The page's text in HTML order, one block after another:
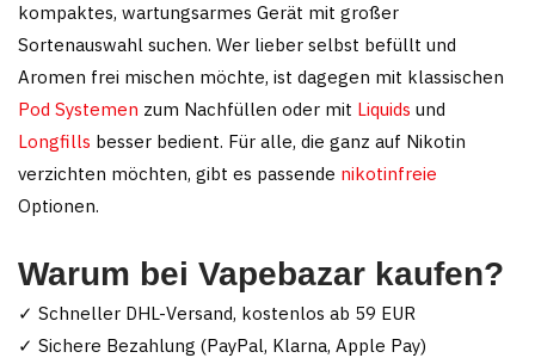
kompaktes, wartungsarmes Gerät mit großer
Sortenauswahl suchen. Wer lieber selbst befüllt und
Aromen frei mischen möchte, ist dagegen mit klassischen
Pod Systemen zum Nachfüllen oder mit Liquids und
Longfills besser bedient. Für alle, die ganz auf Nikotin
verzichten möchten, gibt es passende nikotinfreie
Optionen.
Warum bei Vapebazar kaufen?
✓ Schneller DHL-Versand, kostenlos ab 59 EUR
✓ Sichere Bezahlung (PayPal, Klarna, Apple Pay)